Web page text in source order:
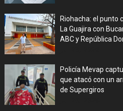
Riohacha: el punto
La Guajira con
ABC y República
Policía Mevap
que atacó con un
de Supergiros